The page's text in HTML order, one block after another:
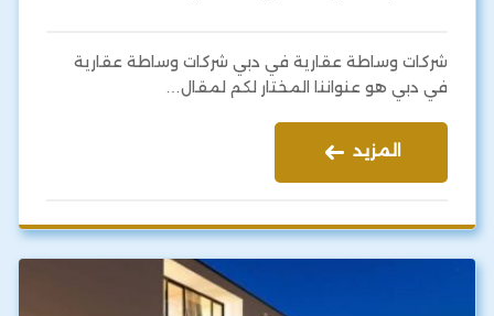
شركات وساطة عقارية في دبي شركات وساطة عقارية
في دبي هو عنواننا المختار لكم لمقال…
المزيد